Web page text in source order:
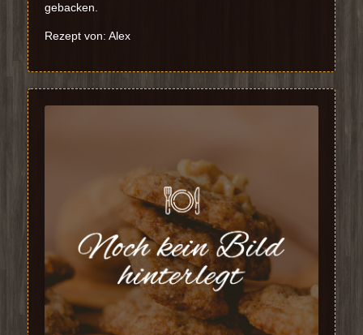
gebacken.
Rezept von: Alex